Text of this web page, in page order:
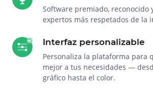
Software premiado, reconocido
expertos más respetados de la
Interfaz personalizable
Personaliza la plataforma para
mejor a tus necesidades —
gráfico hasta el color.